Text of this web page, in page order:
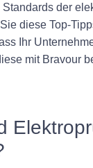
der
diese Top-
Ihr
mit Bravour